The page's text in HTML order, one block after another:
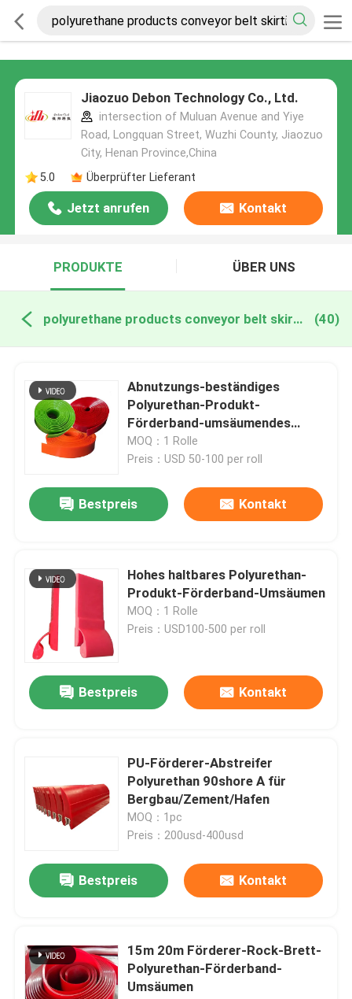
Jiaozuo Debon Technology Co., Ltd.
intersection of Muluan Avenue and Yiye
Road, Longquan Street, Wuzhi County, Jiaozuo
City, Henan Province,China
5.0
Überprüfter Lieferant
Jetzt anrufen Kontakt
PRODUKTE ÜBER UNS
polyurethane products conveyor belt skirting online manufacture (40)
Abnutzungs-beständiges
Polyurethan-Produkt-
Förderband-umsäumendes
versiegelndes Uräthan-
Umsäumen
MOQ：1 Rolle
Preis：USD 50-100 per roll
Bestpreis Kontakt
Hohes haltbares Polyurethan-
Produkt-Förderband-Umsäumen
MOQ：1 Rolle
Preis：USD100-500 per roll
Bestpreis Kontakt
PU-Förderer-Abstreifer
Polyurethan 90shore A für
Bergbau/Zement/Hafen
MOQ：1pc
Preis：200usd-400usd
Bestpreis Kontakt
15m 20m Förderer-Rock-Brett-
Polyurethan-Förderband-
Umsäumen